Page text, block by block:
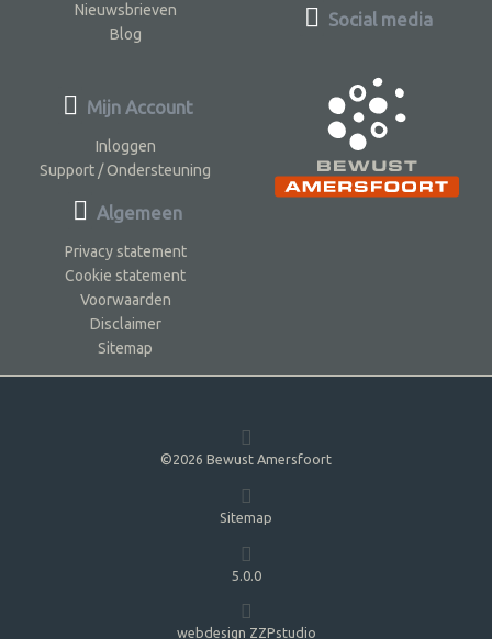
Nieuwsbrieven
Blog
Social media
Mijn Account
Inloggen
Support / Ondersteuning
Algemeen
Privacy statement
Cookie statement
Voorwaarden
Disclaimer
Sitemap
©2026 Bewust Amersfoort
Sitemap
5.0.0
webdesign ZZPstudio